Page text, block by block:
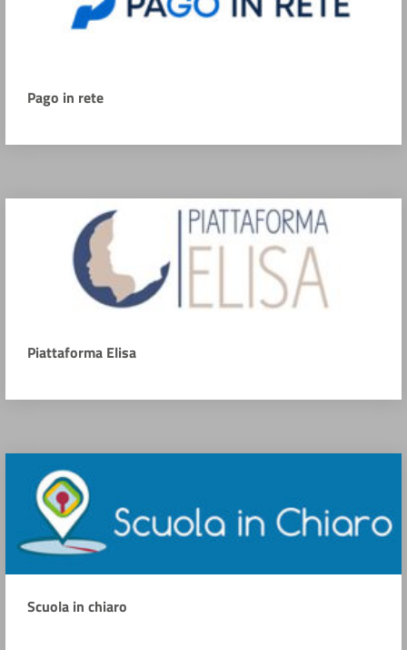
Pago in rete
Piattaforma Elisa
Scuola in chiaro